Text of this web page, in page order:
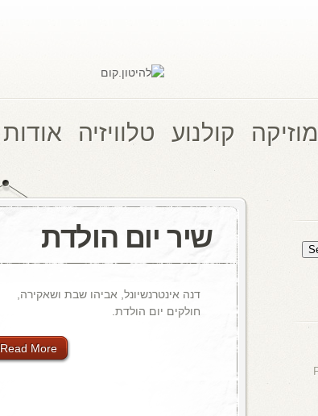
מוזיקה קולנוע טלוויזיה אודות
שיר יום הולדת
דנה אינטרנשיונל, אביהו שבת ושאקירה,
חולקים יום הולדת.
Read More